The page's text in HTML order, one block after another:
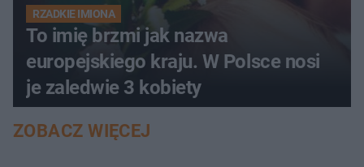
RZADKIE IMIONA
To imię brzmi jak nazwa
europejskiego kraju. W Polsce nosi
je zaledwie 3 kobiety
ZOBACZ WIĘCEJ